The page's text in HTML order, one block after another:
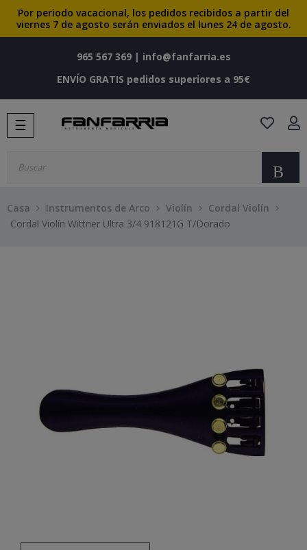
Por periodo vacacional, los pedidos recibidos a partir del
viernes 7 de agosto serán enviados el lunes 24 de agosto.
965 567 369| info@fanfarria.es
ENVÍO GRATIS pedidos superiores a 95€
Navegación
de
☰
Casa Instrumentos de Arco Violín
Cordal Violín
Cordal Violín Wittner Ultra 3/4 918121G T/Dorado